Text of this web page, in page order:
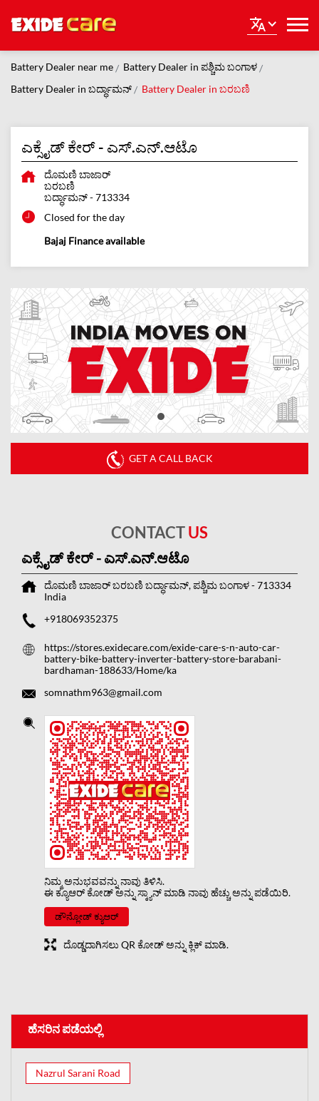
Battery Dealer near me
Battery Dealer in ಪಶ್ಚಿಮ ಬಂಗಾಳ
Battery Dealer in ಬರ್ದ್ಧಾಮನ್
Battery Dealer in ಬರಬಣಿ
ಎಕ್ಸೈಡ್ ಕೇರ್ - ಎಸ್.ಎನ್.ಆಟೊ
ದೊಮಣಿ ಬಾಜಾರ್
ಬರಬಣಿ
ಬರ್ದ್ಧಾಮನ್-713334
Closed for the day
Bajaj Finance available
GET A CALL BACK
CONTACTUS
ಎಕ್ಸೈಡ್ ಕೇರ್ - ಎಸ್.ಎನ್.ಆಟೊ
ದೊಮಣಿ ಬಾಜಾರ್ಬರಬಣಿ ಬರ್ದ್ಧಾಮನ್, ಪಶ್ಚಿಮ ಬಂಗಾಳ-713334
India
+918069352375
https://stores.exidecare.com/exide-care-s-n-auto-car-
battery-bike-battery-inverter-battery-store-barabani-
bardhaman-188633/Home/ka
somnathm963@gmail.com
ನಿಮ್ಮ ಅನುಭವವನ್ನು ನಾವು ತಿಳಿಸಿ.
ಈ ಕ್ಯೂಆರ್ ಕೋಡ್ ಅನ್ನು ಸ್ಕ್ಯಾನ್ ಮಾಡಿ ನಾವು ಹೆಚ್ಚು ಅನ್ನು ಪಡೆಯಿರಿ.
ಡೌನ್ಲೋಡ್ ಕ್ಯುಆರ್
ದೊಡ್ಡದಾಗಿಸಲು QR ಕೋಡ್ ಅನ್ನು ಕ್ಲಿಕ್ ಮಾಡಿ.
ಹೆಸರಿನ ಪಡೆಯಲ್ಲಿ
Nazrul Sarani Road